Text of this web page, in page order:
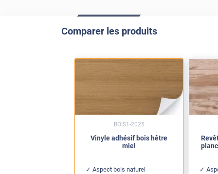
Comparer les produits
Vinyle adhésif bois hêtre
miel
Aspect bois naturel
BOIS1-2025